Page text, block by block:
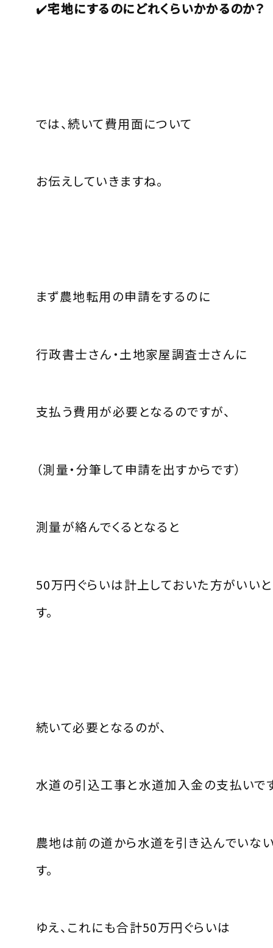
✔️宅地にするのにどれくらいかかるのか？
では、続いて費用面について
お伝えしていきますね。
まず農地転用の申請をするのに
行政書士さん・土地家屋調査士さんに
支払う費用が必要となるのですが、
（測量・分筆して申請を出すからです）
測量が絡んでくるとなると
50万円ぐらいは計上しておいた方がいい
す。
続いて必要となるのが、
水道の引込工事と水道加入金の支払いで
農地は前の道から水道を引き込んでいな
す。
ゆえ、これにも合計50万円ぐらいは